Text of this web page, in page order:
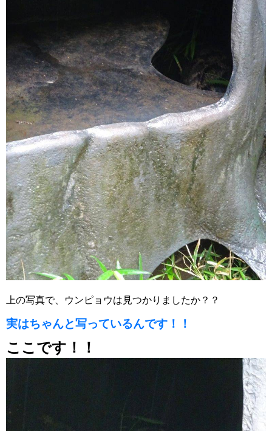
上の写真で、ウンピョウは見つかりましたか？？
実はちゃんと写っているんです！！
ここです！！